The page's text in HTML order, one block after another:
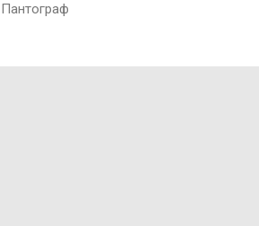
Пантограф